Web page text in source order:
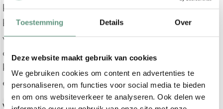
Toestemming Details Over
Deze website maakt gebruik van cookies
We gebruiken cookies om content en advertenties te
personaliseren, om functies voor social media te bieden
en om ons websiteverkeer te analyseren. Ook delen we
helemaal gratis! Neem dan voordat je
bestelt evencontact met ons op
verplaatsen van dieren / elementen is in
de meeste gevallen mogelijk, wijzigen van
kleuren en toevoegen van nieuwe
elementen meestal niet.